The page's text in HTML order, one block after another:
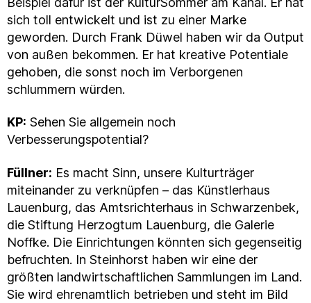
sich toll entwickelt und ist zu einer Marke
geworden. Durch Frank Düwel haben wir da Output
von außen bekommen. Er hat kreative Potentiale
gehoben, die sonst noch im Verborgenen
schlummern würden.
KP: Sehen Sie allgemein noch
Verbesserungspotential?
Füllner: Es macht Sinn, unsere Kulturträger
miteinander zu verknüpfen – das Künstlerhaus
Lauenburg, das Amtsrichterhaus in Schwarzenbek,
die Stiftung Herzogtum Lauenburg, die Galerie
Noffke. Die Einrichtungen könnten sich gegenseitig
befruchten. In Steinhorst haben wir eine der
größten landwirtschaftlichen Sammlungen im Land.
Sie wird ehrenamtlich betrieben und steht im Bild